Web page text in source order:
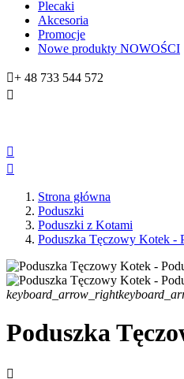
Plecaki
Akcesoria
Promocje
Nowe produkty NOWOŚCI
+ 48 733 544 572



Strona główna
Poduszki
Poduszki z Kotami
Poduszka Tęczowy Kotek -
keyboard_arrow_right
Poduszka
